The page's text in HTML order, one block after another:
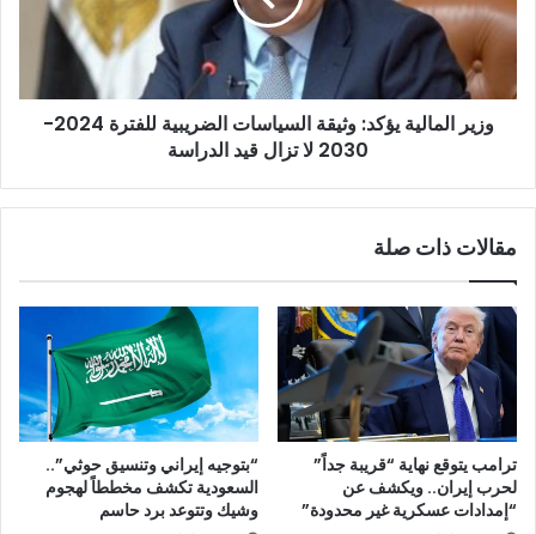
الضريبية
للفترة
2024-
2030
وزير المالية يؤكد: وثيقة السياسات الضريبية للفترة 2024-
2030 لا تزال قيد الدراسة
مقالات ذات صلة
ترامب يتوقع نهاية “قريبة جداً”
لحرب إيران.. ويكشف عن
“إمدادات عسكرية غير محدودة”
“بتوجيه إيراني وتنسيق حوثي”..
السعودية تكشف مخططاً لهجوم
وشيك وتتوعد برد حاسم